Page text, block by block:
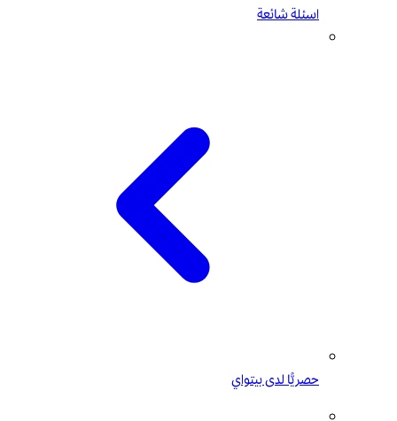
اسئلة شائعة
حصريًّا لدى بيتواي